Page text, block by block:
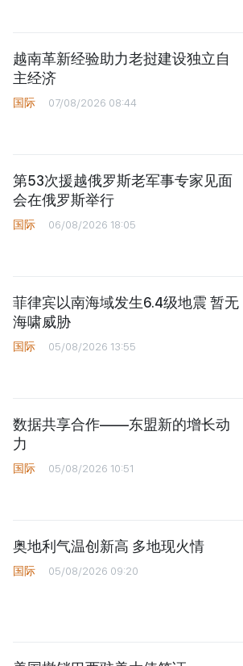
越南革新经验助力老挝建设独立自
主经济
国际 07/08/2026 08:44
第53次援越俄罗斯老军事专家见面
会在俄罗斯举行
国际 06/08/2026 18:05
菲律宾以南海域发生6.4级地震 暂无
海啸威胁
国际 05/08/2026 13:55
数据共享合作——东盟新的增长动
力
国际 05/08/2026 10:51
奥地利气温创新高 多地现火情
国际 05/08/2026 09:20